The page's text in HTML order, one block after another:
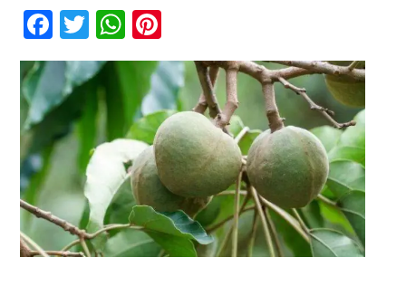
Produk
Kontak
Buah
–
Bikin
Tambah
Semangat
Makan
Facebook
TwitterWhatsApp